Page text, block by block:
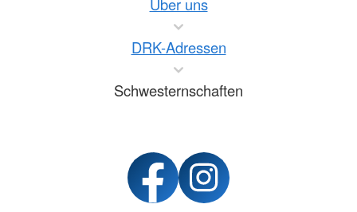
Über uns
DRK-Adressen
Schwesternschaften